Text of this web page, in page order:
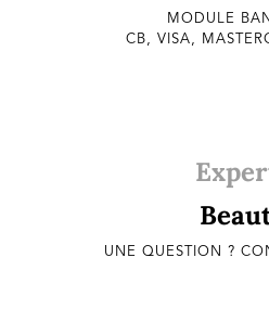
MODULE
CB, VISA,
UNE QUESTION ?